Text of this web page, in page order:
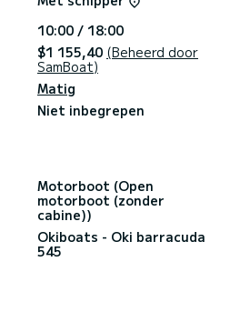
10:00 / 18:00
$1 155,40 (Beheerd door
SamBoat)
Matig
Niet inbegrepen
Motorboot (Open
motorboot (zonder
cabine))
Okiboats - Oki barracuda
545